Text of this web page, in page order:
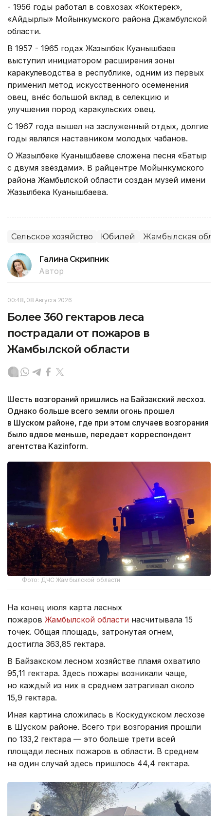
- 1956 годы работал в совхозах «Коктерек»,
«Айдырлы» Мойынкумского района Джамбулской
области.
В 1957 - 1965 годах Жазылбек Куанышбаев
выступил инициатором расширения зоны
каракулеводства в республике, одним из первых
применил метод искусственного осеменения
овец, внёс большой вклад в селекцию и
улучшения пород каракульских овец.
С 1967 года вышел на заслуженный отдых, долгие
годы являлся наставником молодых чабанов.
О Жазылбеке Куанышбаеве сложена песня «Батыр
с двумя звёздами». В райцентре Мойынкумского
района Жамбылской области создан музей имени
Жазылбека Куанышбаева.
Сельское хозяйство Юбилей Жамбылская
Галина Скрипник
Автор
00:48, 08 Августа 2026
Более 360 гектаров леса
пострадали от пожаров в
Жамбылской области
Шесть возгораний пришлись на Байзакский лесхоз.
Однако больше всего земли огонь прошел
в Шуском районе, где при этом случаев возгорания
было вдвое меньше, передает корреспондент
агентства Kazinform.
Фото: ДЧС Жамбылской области
На конец июля карта лесных
пожаров Жамбылской области насчитывала 15
точек. Общая площадь, затронутая огнем,
достигла 363,85 гектара.
В Байзакском лесном хозяйстве пламя охватило
95,11 гектара. Здесь пожары возникали чаще,
но каждый из них в среднем затрагивал около
15,9 гектара.
Иная картина сложилась в Коскудукском лесхозе
в Шуском районе. Всего три возгорания прошли
по 133,2 гектара — это больше трети всей
площади лесных пожаров в области. В среднем
на один случай здесь пришлось 44,4 гектара.